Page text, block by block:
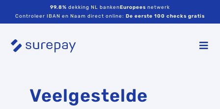
99.8% dekking NL bankenEuropees netwerk
Controleer IBAN en Naam direct online: De eerste 100 checks gratis
Veelgestelde